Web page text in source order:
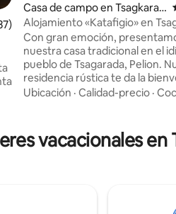
promedio: 4.97 de 5, 37 reseñas
Casa de campo en Tsagkarad
a
Alojamiento «Katafigio» en
Con gran emoción,
nuestra casa tradicional en el
pueblo de Tsagarada, Pelion.
residencia rústica te da la
espacio lleno de autenticidad y
promete una experiencia de
única. Disfruta del ambiente
Ubicación · Calidad-precio ·
vacacionales en